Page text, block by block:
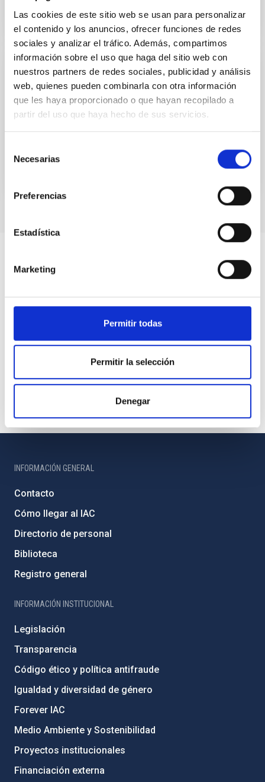
Las cookies de este sitio web se usan para personalizar
el contenido y los anuncios, ofrecer funciones de redes
sociales y analizar el tráfico. Además, compartimos
información sobre el uso que haga del sitio web con
nuestros partners de redes sociales, publicidad y análisis
web, quienes pueden combinarla con otra información
que les haya proporcionado o que hayan recopilado a
partir del uso que haya hecho de sus servicios.
Necesarias
Preferencias
Estadística
Marketing
Permitir todas
Permitir la selección
Denegar
CONTENIDO DIGITAL
UNIVERSE 2007. Cometas
UNIVERSE 2007. Cometas
INFORMACIÓN GENERAL
Contacto
Cómo llegar al IAC
Directorio de personal
Biblioteca
Registro general
INFORMACIÓN INSTITUCIONAL
Legislación
Transparencia
Código ético y política antifraude
Igualdad y diversidad de género
Forever IAC
Medio Ambiente y Sostenibilidad
Proyectos institucionales
Financiación externa